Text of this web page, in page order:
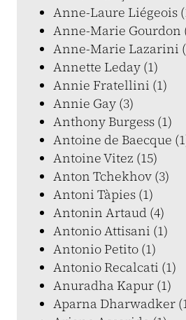
Anne-Laure Liégeois
Anne-Marie Gourdon
Anne-Marie Lazarini
Annette Leday (1)
Annie Fratellini (1)
Annie Gay (3)
Anthony Burgess (1)
Antoine de Baecque
Antoine Vitez (15)
Anton Tchekhov (3)
Antoni Tàpies (1)
Antonin Artaud (4)
Antonio Attisani (1)
Antonio Petito (1)
Antonio Recalcati (1)
Anuradha Kapur (1)
Aparna Dharwadker